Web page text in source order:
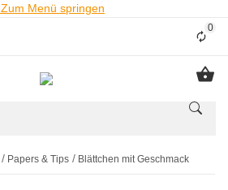
Zum Menü springen
0
Papers & Tips Blättchen mit Geschmack